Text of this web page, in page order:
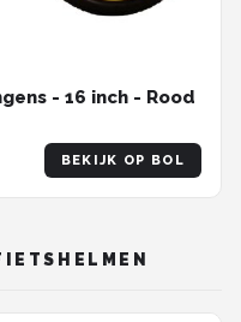
- 16 inch - Rood
BEKIJK OP BOL